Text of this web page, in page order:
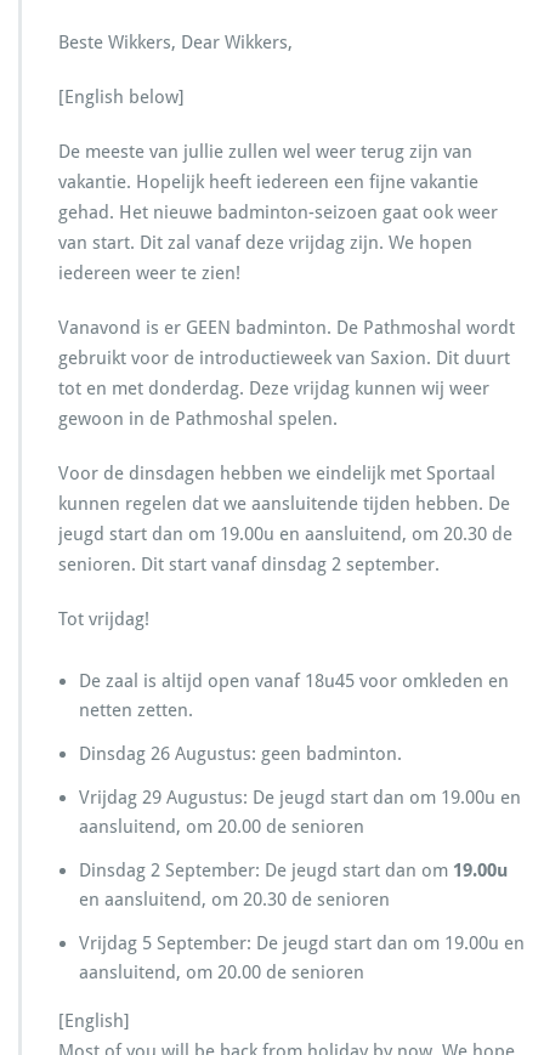
r
t
N
i
e
e
S
i
e
n
0
2
6
Beste Wikkers, Dear Wikkers,
[English below]
De meeste van jullie zullen wel weer terug zijn van
vakantie. Hopelijk heeft iedereen een fijne vakantie
gehad. Het nieuwe badminton-seizoen gaat ook weer
van start. Dit zal vanaf deze vrijdag zijn. We hopen
iedereen weer te zien!
Vanavond is er GEEN badminton. De Pathmoshal wordt
gebruikt voor de introductieweek van Saxion. Dit duurt
tot en met donderdag. Deze vrijdag kunnen wij weer
gewoon in de Pathmoshal spelen.
Voor de dinsdagen hebben we eindelijk met Sportaal
kunnen regelen dat we aansluitende tijden hebben. De
jeugd start dan om 19.00u en aansluitend, om 20.30 de
senioren. Dit start vanaf dinsdag 2 september.
Tot vrijdag!
De zaal is altijd open vanaf 18u45 voor omkleden en
netten zetten.
Dinsdag 26 Augustus: geen badminton.
Vrijdag 29 Augustus: De jeugd start dan om 19.00u en
aansluitend, om 20.00 de senioren
Dinsdag 2 September: De jeugd start dan om 19.00u
en aansluitend, om 20.30 de senioren
Vrijdag 5 September: De jeugd start dan om 19.00u en
aansluitend, om 20.00 de senioren
[English]